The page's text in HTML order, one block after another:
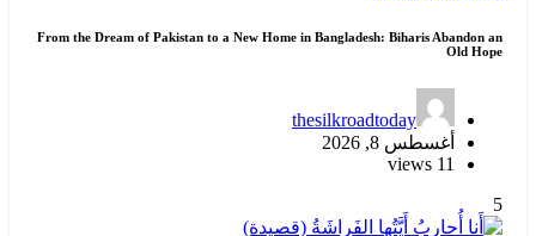
From the Dream of Pakistan to a New Home in Bangladesh: Biharis Abandon an
Old Hope
thesilkroadtoday
أغسطس 8, 2026
11 views
5